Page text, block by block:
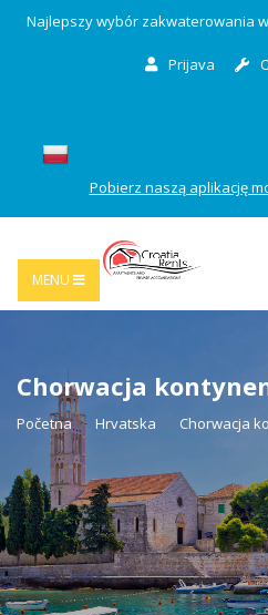
Najlepszy wybór zakwaterowania
Prijava
Pobierz naszą aplikację
MENU
Chorwacja
Početna Hrvatska Chorwacja